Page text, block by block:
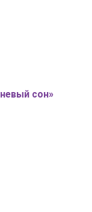
сон»